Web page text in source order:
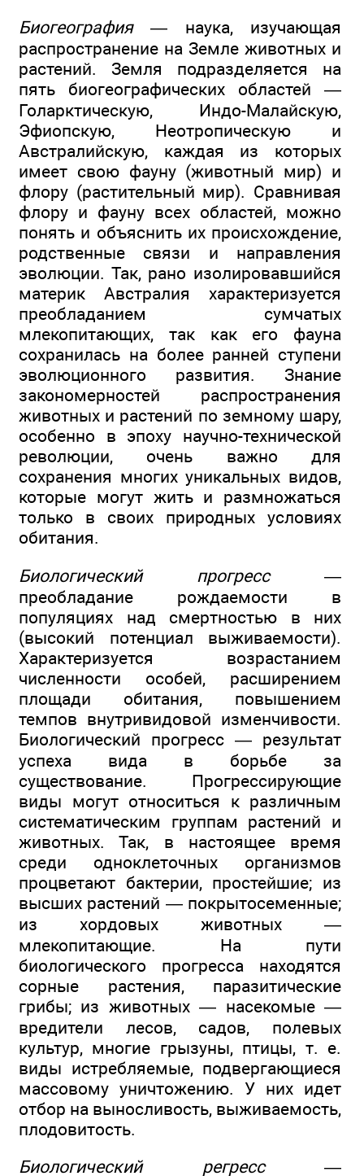
Биогеография— наука, изучающая
распространение на Земле животных и
растений. Земля подразделяется на
пять биогеографических областей —
Голарктическую, Индо-Малайскую,
Эфиопскую, Неотропическую и
Австралийскую, каждая из которых
имеет свою фауну (животный мир) и
флору (растительный мир). Сравнивая
флору и фауну всех областей, можно
понять и объяснить их происхождение,
родственные связи и направления
эволюции. Так, рано изолировавшийся
материк Австралия характеризуется
преобладанием сумчатых
млекопитающих, так как его фауна
сохранилась на более ранней ступени
эволюционного развития. Знание
закономерностей распространения
животных и растений по земному шару,
особенно в эпоху научно-технической
революции, очень важно для
сохранения многих уникальных видов,
которые могут жить и размножаться
только в своих природных условиях
обитания.
Биологический прогресс—
преобладание рождаемости в
популяциях над смертностью в них
(высокий потенциал выживаемости).
Характеризуется возрастанием
численности особей, расширением
площади обитания, повышением
темпов внутривидовой изменчивости.
Биологический прогресс — результат
успеха вида в борьбе за
существование. Прогрессирующие
виды могут относиться к различным
систематическим группам растений и
животных. Так, в настоящее время
среди одноклеточных организмов
процветают бактерии, простейшие; из
высших растений — покрытосеменные;
из хордовых животных —
млекопитающие. На пути
биологического прогресса находятся
сорные растения, паразитические
грибы; из животных — насекомые —
вредители лесов, садов, полевых
культур, многие грызуны, птицы, т. е.
виды истребляемые, подвергающиеся
массовому уничтожению. У них идет
отбор на выносливость, выживаемость,
плодовитость.
Биологический регресс—